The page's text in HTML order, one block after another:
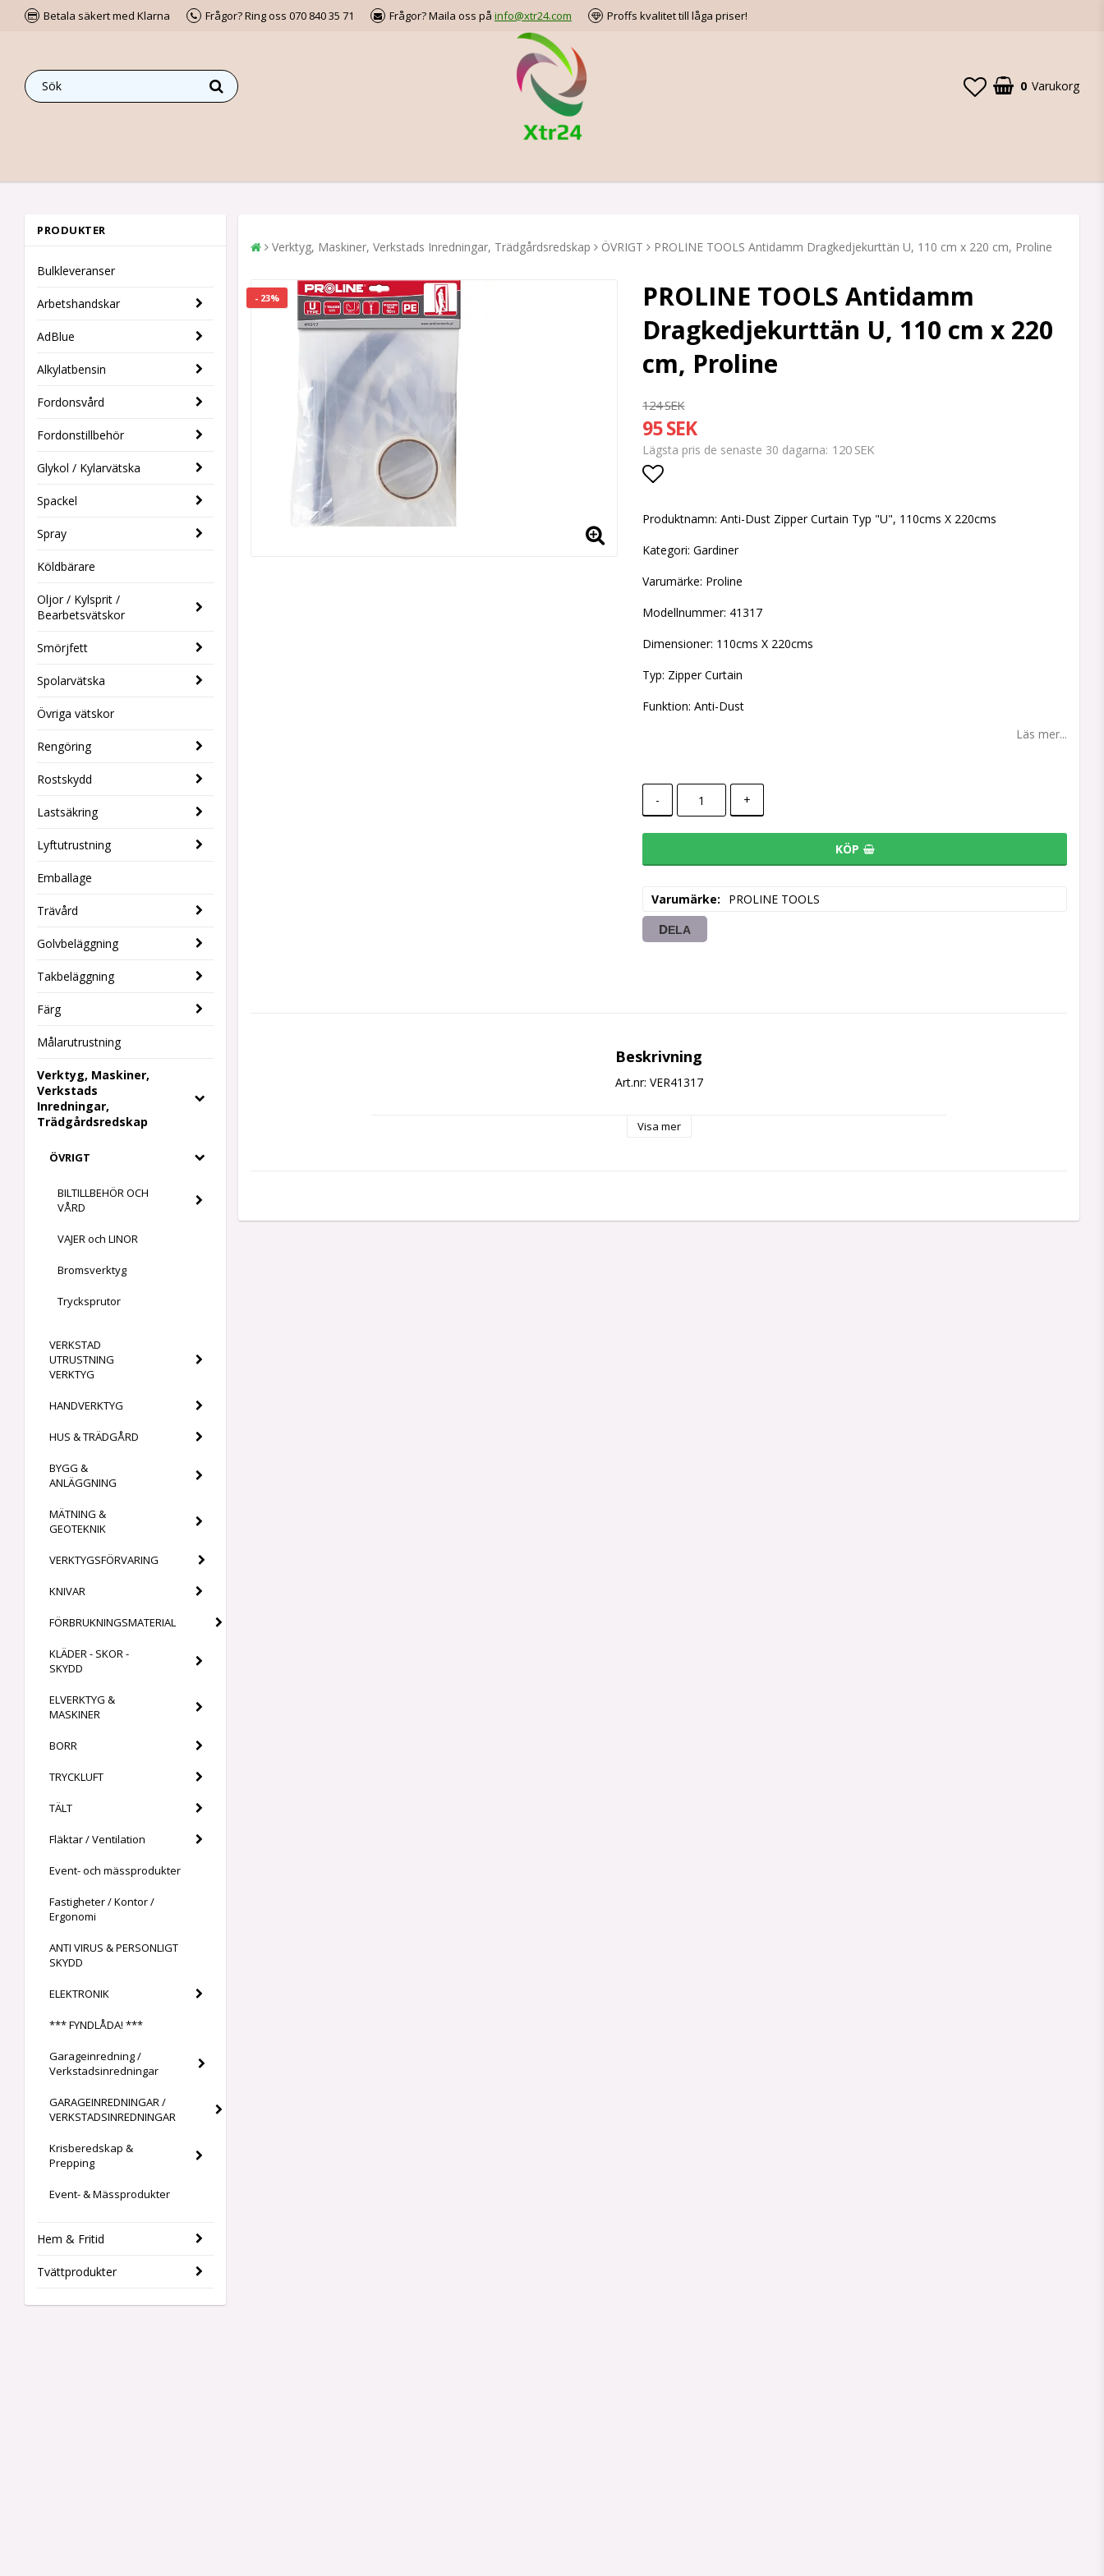
Betala säkert med Klarna Frågor? Ring oss 070 840 35 71 Frågor? Maila oss på info@xtr24.com Proffs kvalitet till låga priser!
0 Varukorg
PRODUKTER
Bulkleveranser
Arbetshandskar
AdBlue
Alkylatbensin
Fordonsvård
Fordonstillbehör
Glykol / Kylarvätska
Spackel
Spray
Köldbärare
Oljor / Kylsprit /
Bearbetsvätskor
Smörjfett
Spolarvätska
Övriga vätskor
Rengöring
Rostskydd
Lastsäkring
Lyftutrustning
Emballage
Trävård
Golvbeläggning
Takbeläggning
Färg
Målarutrustning
Verktyg, Maskiner,
Verkstads
Inredningar,
Trädgårdsredskap
ÖVRIGT
BILTILLBEHÖR OCH
VÅRD
VAJER och LINOR
Bromsverktyg
Trycksprutor
VERKSTAD
UTRUSTNING
VERKTYG
HANDVERKTYG
HUS & TRÄDGÅRD
BYGG &
ANLÄGGNING
MÄTNING &
GEOTEKNIK
VERKTYGSFÖRVARING
KNIVAR
FÖRBRUKNINGSMATERIAL
KLÄDER - SKOR -
SKYDD
ELVERKTYG &
MASKINER
BORR
TRYCKLUFT
TÄLT
Fläktar / Ventilation
Event- och mässprodukter
Fastigheter / Kontor /
Ergonomi
ANTI VIRUS & PERSONLIGT
SKYDD
ELEKTRONIK
*** FYNDLÅDA! ***
Garageinredning /
Verkstadsinredningar
GARAGEINREDNINGAR /
VERKSTADSINREDNINGAR
Krisberedskap &
Prepping
Event- & Mässprodukter
Hem & Fritid
Tvättprodukter
Verktyg, Maskiner, Verkstads Inredningar, Trädgårdsredskap ÖVRIGT PROLINE TOOLS Antidamm Dragkedjekurttän U, 110 cm x 220 cm, Proline
- 23%
PROLINE TOOLS Antidamm
Dragkedjekurttän U, 110 cm x 220
cm, Proline
124 SEK
95 SEK
Lägsta pris de senaste 30 dagarna 120 SEK
Produktnamn: Anti-Dust Zipper Curtain Typ "U", 110cms X 220cms
Kategori: Gardiner
Varumärke: Proline
Modellnummer: 41317
Dimensioner: 110cms X 220cms
Typ: Zipper Curtain
Funktion: Anti-Dust
Läs mer...
- +
KÖP
Varumärke PROLINE TOOLS
DELA
Beskrivning
Art.nr: VER41317
Visa mer